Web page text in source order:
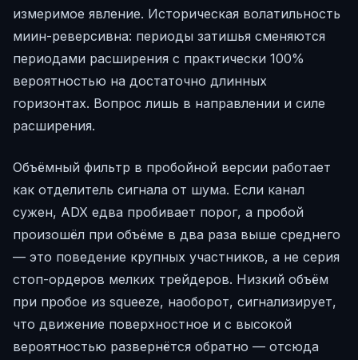
измеримое явление. Историческая волатильность
миин-реверсивна: периоды затишья сменяются
периодами расширения с практически 100%
вероятностью на достаточно длинных
горизонтах. Вопрос лишь в направлении и силе
расширения.
Объёмный фильтр в пробойной версии работает
как отделитель сигнала от шума. Если канал
сужен, ADX едва пробивает порог, а пробой
произошёл при объёме в два раза выше среднего
— это поведение крупных участников, а не серия
стоп-ордеров мелких трейдеров. Низкий объём
при пробое из squeeze, наоборот, сигнализирует,
что движение поверхностное и с высокой
вероятностью развернётся обратно — отсюда